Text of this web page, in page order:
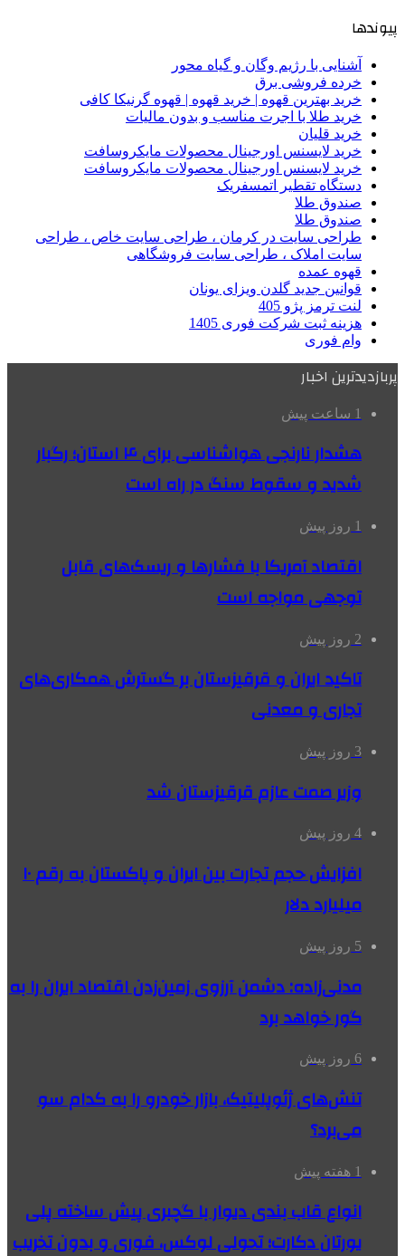
پیوندها
آشنایی با رژیم وگان و گیاه محور
خرده فروشی برق
خرید بهترین قهوه | خرید قهوه | قهوه گرنیکا کافی
خرید طلا با اجرت مناسب و بدون مالیات
خرید قلیان
خرید لایسنس اورجینال محصولات مایکروسافت
خرید لایسنس اورجینال محصولات مایکروسافت
دستگاه تقطیر اتمسفریک
صندوق طلا
صندوق طلا
طراحی سایت در کرمان ، طراحی سایت خاص ، طراحی
سایت املاک ، طراحی سایت فروشگاهی
قهوه عمده
قوانین جدید گلدن ویزای یونان
لنت ترمز پژو 405
هزینه ثبت شرکت فوری 1405
وام فوری
پربازدیدترین اخبار
1 ساعت پیش
هشدار نارنجی هواشناسی برای ۴ استان؛ رگبار
شدید و سقوط سنگ در راه است
1 روز پیش
اقتصاد آمریکا با فشارها و ریسک‌های قابل
توجهی مواجه است
2 روز پیش
تاکید ایران و قرقیزستان بر گسترش همکاری‌های
تجاری و معدنی
3 روز پیش
وزیر صمت عازم قرقیزستان شد
4 روز پیش
افزایش حجم تجارت بین ایران و پاکستان به رقم ۱۰
میلیارد دلار
5 روز پیش
مدنی‌زاده: دشمن آرزوی زمین‌زدن اقتصاد ایران را به
گور خواهد برد
6 روز پیش
تنش‌های ژئوپلیتیک، بازار خودرو را به کدام سو
می‌برد؟
1 هفته پیش
انواع قاب بندی دیوار با گچبری پیش ساخته پلی
یورتان دکارت؛ تحولی لوکس، فوری و بدون تخریب